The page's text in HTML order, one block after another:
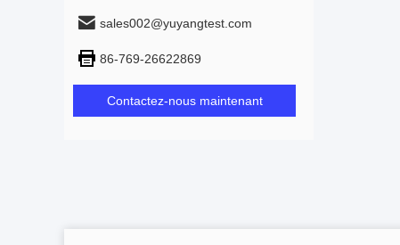
sales002@yuyangtest.com
86-769-26622869
Contactez-nous maintenant